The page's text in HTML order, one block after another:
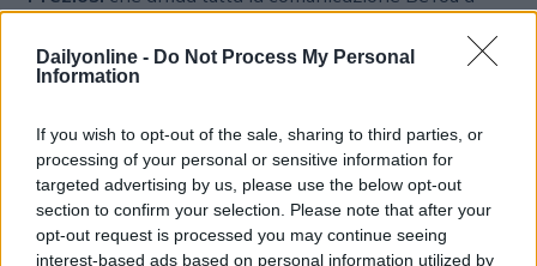
Dailyonline - Do Not Process My Personal
Information
If you wish to opt-out of the sale, sharing to third parties, or
processing of your personal or sensitive information for
targeted advertising by us, please use the below opt-out
section to confirm your selection. Please note that after your
opt-out request is processed you may continue seeing
interest-based ads based on personal information utilized by
della Befana e l’uovo di Pasqua in licenza con
Food(con il marchio
esempio le numerose manifestazioni che hanno
costellato la prima metà dell’anno, come ilFestival di
Sanremo 2025: per il terzo anno consecutivo,
Webboh ha coinvolto la sua community in
un’esperienza unica, con il “Webboh Van Studios